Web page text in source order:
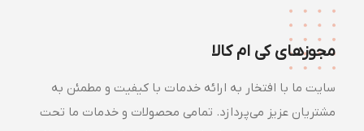
مجوزهای کی ام کالا
سایت ما با افتخار به ارائه خدمات با کیفیت و مطمئن به
مشتریان عزیز می‌پردازد. تمامی محصولات و خدمات ما تحت